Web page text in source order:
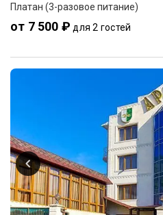
Платан (3-разовое питание)
от 7 500 ₽ для 2 гостей